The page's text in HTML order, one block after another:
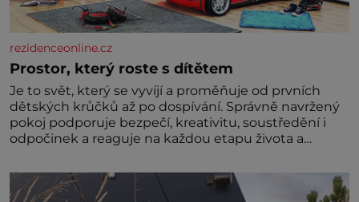
rezidenceonline.cz
Prostor, který roste s dítětem
Je to svět, který se vyvíjí a proměňuje od prvních
dětských krůčků až po dospívání. Správně navržený
pokoj podporuje bezpečí, kreativitu, soustředění i
odpočinek a reaguje na každou etapu života a
jednoduchost, měkkost a bezpečí, proto by pokoj
miminka měl působit především klidně a útulně.